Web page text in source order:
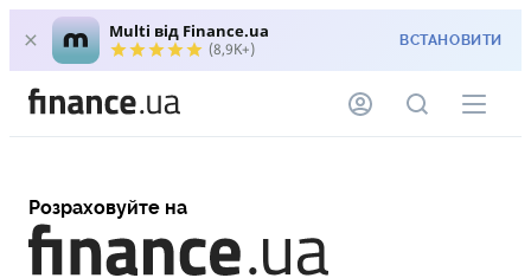
Multi від Finance.ua
(8,9K+) ВСТАНОВИТИ
Розраховуйте на